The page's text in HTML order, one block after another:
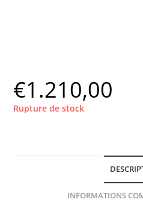
€1.210,00
Rupture de stock
INFORMATIONS